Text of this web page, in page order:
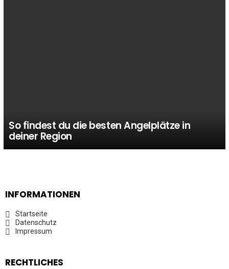
So findest du die besten Angelplätze in
deiner Region
INFORMATIONEN
Startseite
Datenschutz
Impressum
RECHTLICHES